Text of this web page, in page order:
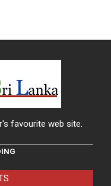
favourite web site.